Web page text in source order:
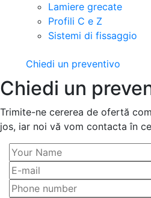
Lamiere grecate
Profili C e Z
Sistemi di fissaggio
Chiedi un preventivo
Chiedi un
Trimite-ne cererea de ofertă
jos, iar noi vă vom contacta în